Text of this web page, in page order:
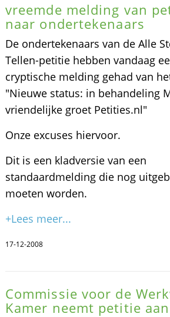
vreemde melding van
naar ondertekenaars
De ondertekenaars van de Alle
Tellen-petitie hebben vandaag
cryptische melding gehad van
"Nieuwe status: in behandeling
vriendelijke groet Petities.nl"
Onze excuses hiervoor.
Dit is een kladversie van een
standaardmelding die nog
moeten worden.
+Lees meer...
17-12-2008
Commissie voor de
Kamer neemt petitie